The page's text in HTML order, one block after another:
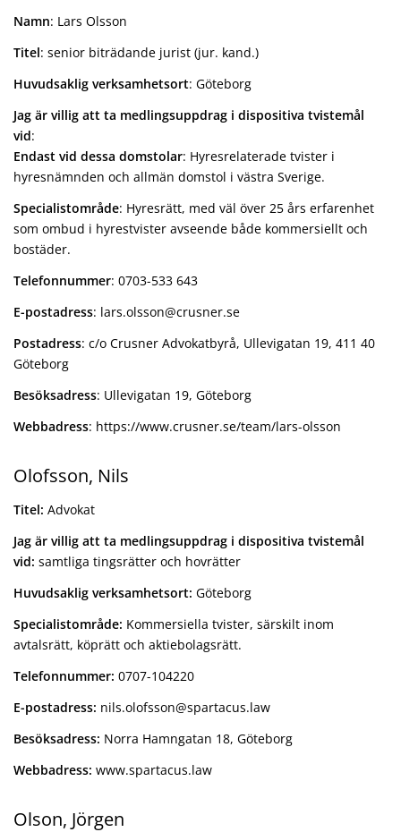
Namn: Lars Olsson
Titel: senior biträdande jurist (jur. kand.)
Huvudsaklig verksamhetsort: Göteborg
Jag är villig att ta medlingsuppdrag i dispositiva tvistemål
vid:
Endast vid dessa domstolar: Hyresrelaterade tvister i
hyresnämnden och allmän domstol i västra Sverige.
Specialistområde: Hyresrätt, med väl över 25 års erfarenhet
som ombud i hyrestvister avseende både kommersiellt och
bostäder.
Telefonnummer: 0703-533 643
E-postadress: lars.olsson@crusner.se
Postadress: c/o Crusner Advokatbyrå, Ullevigatan 19, 411 40
Göteborg
Besöksadress: Ullevigatan 19, Göteborg
Webbadress: https://www.crusner.se/team/lars-olsson
Olofsson, Nils
Titel: Advokat
Jag är villig att ta medlingsuppdrag i dispositiva tvistemål
vid: samtliga tingsrätter och hovrätter
Huvudsaklig verksamhetsort: Göteborg
Specialistområde: Kommersiella tvister, särskilt inom
avtalsrätt, köprätt och aktiebolagsrätt.
Telefonnummer: 0707-104220
E-postadress: nils.olofsson@spartacus.law
Besöksadress: Norra Hamngatan 18, Göteborg
Webbadress: www.spartacus.law
Olson, Jörgen